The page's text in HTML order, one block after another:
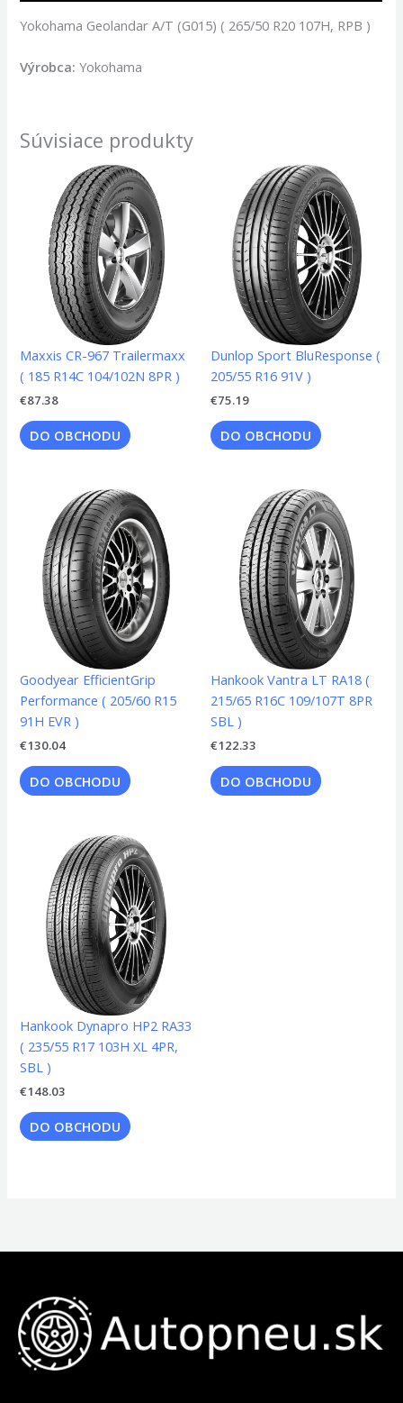
Yokohama Geolandar A/T (G015) ( 265/50 R20 107H, RPB )
Výrobca: Yokohama
Súvisiace produkty
Maxxis CR-967 Trailermaxx
( 185 R14C 104/102N 8PR )
€87.38
DO OBCHODU
Dunlop Sport BluResponse (
205/55 R16 91V )
€75.19
DO OBCHODU
Goodyear EfficientGrip
Performance ( 205/60 R15
91H EVR )
€130.04
DO OBCHODU
Hankook Vantra LT RA18 (
215/65 R16C 109/107T 8PR
SBL )
€122.33
DO OBCHODU
Hankook Dynapro HP2 RA33
( 235/55 R17 103H XL 4PR,
SBL )
€148.03
DO OBCHODU